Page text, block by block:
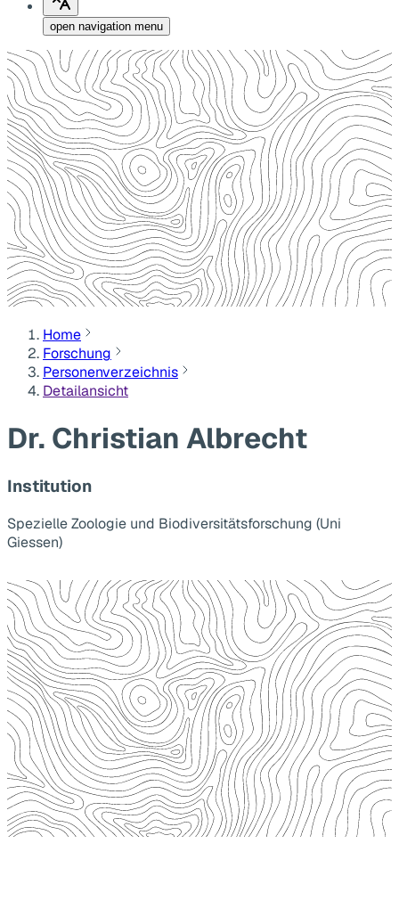
open navigation menu
Home
Forschung
Personenverzeichnis
Detailansicht
Dr. Christian Albrecht
Institution
Spezielle Zoologie und Biodiversitätsforschung (Uni
Giessen)